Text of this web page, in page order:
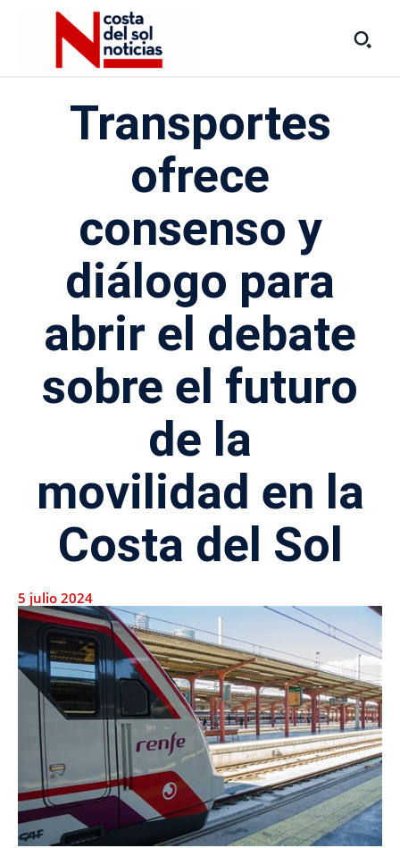
Transportes
ofrece
consenso y
diálogo para
abrir el debate
sobre el futuro
de la
movilidad en la
Costa del Sol
5 julio 2024